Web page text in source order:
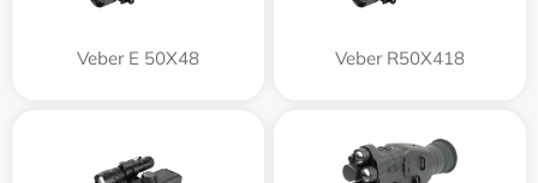
Veber E 50X48 Veber R50X418